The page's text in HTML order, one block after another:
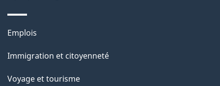
Thèmes
sujets
Emplois
Immigration et citoyenneté
Voyage et tourisme